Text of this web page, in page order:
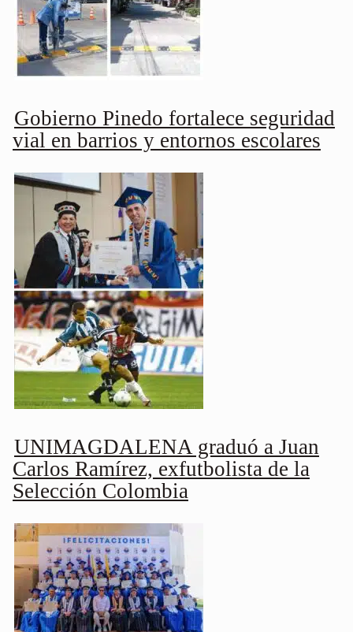
Gobierno Pinedo fortalece seguridad
vial en barrios y entornos escolares
UNIMAGDALENA graduó a Juan
Carlos Ramírez, exfutbolista de la
Selección Colombia